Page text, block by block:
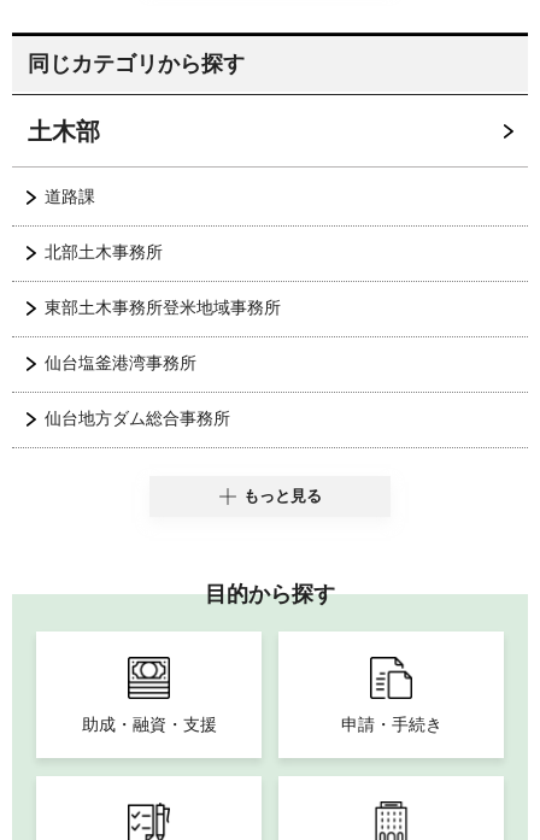
同じカテゴリから探す
土木部
道路課
北部土木事務所
東部土木事務所登米地域事務所
仙台塩釜港湾事務所
仙台地方ダム総合事務所
もっと見る
目的から探す
助成・融資・支援 申請・手続き